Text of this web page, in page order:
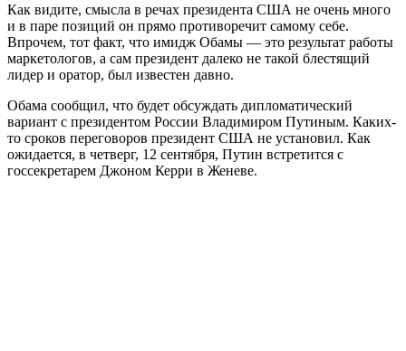
Как видите, смысла в речах президента США не очень много
и в паре позиций он прямо противоречит самому себе.
Впрочем, тот факт, что имидж Обамы — это результат работы
маркетологов, а сам президент далеко не такой блестящий
лидер и оратор, был известен давно.
Обама сообщил, что будет обсуждать дипломатический
вариант с президентом России Владимиром Путиным. Каких-
то сроков переговоров президент США не установил. Как
ожидается, в четверг, 12 сентября, Путин встретится с
госсекретарем Джоном Керри в Женеве.